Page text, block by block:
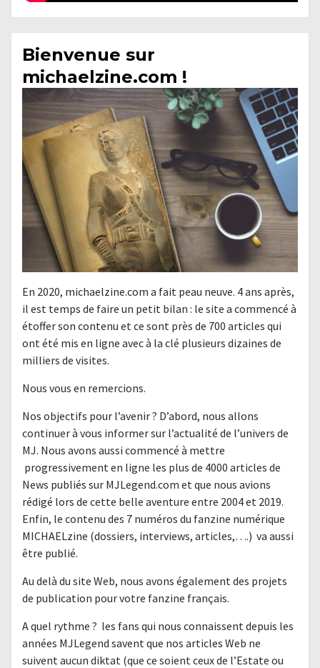
Bienvenue sur
michaelzine.com !
En 2020, michaelzine.com a fait peau neuve. 4 ans après,
il est temps de faire un petit bilan : le site a commencé à
étoffer son contenu et ce sont près de 700 articles qui
ont été mis en ligne avec à la clé plusieurs dizaines de
milliers de visites.
Nous vous en remercions.
Nos objectifs pour l’avenir ? D’abord, nous allons
continuer à vous informer sur l’actualité de l’univers de
MJ. Nous avons aussi commencé à mettre
progressivement en ligne les plus de 4000 articles de
News publiés sur MJLegend.com et que nous avions
rédigé lors de cette belle aventure entre 2004 et 2019.
Enfin, le contenu des 7 numéros du fanzine numérique
MICHAELzine (dossiers, interviews, articles,….) va aussi
être publié.
Au delà du site Web, nous avons également des projets
de publication pour votre fanzine français.
A quel rythme ? les fans qui nous connaissent depuis les
années MJLegend savent que nos articles Web ne
suivent aucun diktat (que ce soient ceux de l’Estate ou